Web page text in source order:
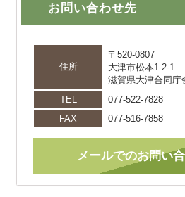
お問い合わせ先
住所
〒520-0807
大津市松本1-2-1
滋賀県大津合同庁
TEL
077-522-7828
FAX
077-516-7858
メールでのお問い